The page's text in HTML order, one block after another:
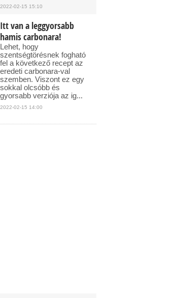
2022-02-15 15:10
Itt van a leggyorsabb
hamis carbonara!
Lehet, hogy
szentségtörésnek fogható
fel a következő recept az
eredeti carbonara-val
szemben. Viszont ez egy
sokkal olcsóbb és
gyorsabb verziója az ig...
2022-02-15 14:00